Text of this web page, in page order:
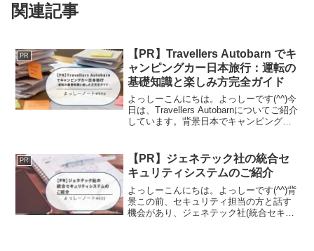
関連記事
PR
【PR】Travellers Autobarn でキ
ャンピングカー日本旅行：運転の
基礎知識と楽しみ方完全ガイド
よっしーこんにちは。よっしーです(^^)今
日は、Travellers Autobarnについてご紹介
しています。背景日本でキャンピングカ
が、キャンピングカーでの旅行は全...
PR
【PR】ジェネテック社の統合セ
キュリティシステムのご紹介
よっしーこんにちは。よっしーです(^^)背
景この前、セキュリティ担当の方と話す
機会があり、ジェネテック社(統合セキュ